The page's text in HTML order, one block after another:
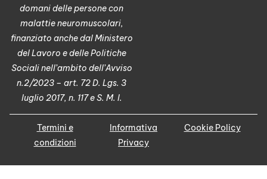
domani delle persone con
malattie neuromuscolari,
finanziato anche dal Ministero
del Lavoro e delle Politiche
Sociali nell’ambito dell’Avviso
n.2/2023 – art. 72 D. Lgs. 3
luglio 2017, n. 117 e S. M. I.
Termini e
condizioni
Informativa
Privacy
Cookie Policy